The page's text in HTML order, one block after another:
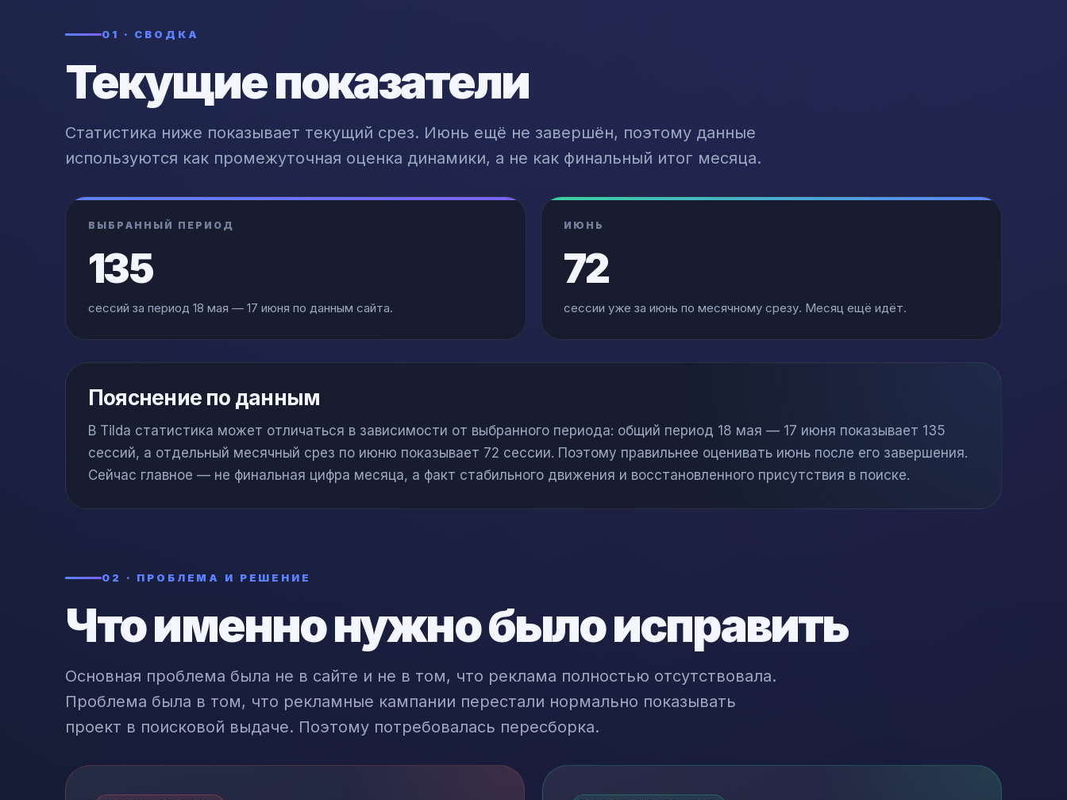
01 · СВОДКА
Текущие показатели
Статистика ниже показывает текущий срез. Июнь ещё не завершён, поэтому данные
используются как промежуточная оценка динамики, а не как финальный итог месяца.
ВЫБРАННЫЙ ПЕРИОД
135
сессий за период 18 мая — 17 июня по данным сайта.
ИЮНЬ
72
сессии уже за июнь по месячному срезу. Месяц ещё идёт.
Пояснение по данным
В Tilda статистика может отличаться в зависимости от выбранного периода: общий период 18 мая — 17 июня показывает 135
сессий, а отдельный месячный срез по июню показывает 72 сессии. Поэтому правильнее оценивать июнь после его завершения.
Сейчас главное — не финальная цифра месяца, а факт стабильного движения и восстановленного присутствия в поиске.
02 · ПРОБЛЕМА И РЕШЕНИЕ
Что именно нужно было исправить
Основная проблема была не в сайте и не в том, что реклама полностью отсутствовала.
Проблема была в том, что рекламные кампании перестали нормально показывать
проект в поисковой выдаче. Поэтому потребовалась пересборка.